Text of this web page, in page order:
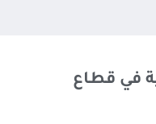
في قطاع